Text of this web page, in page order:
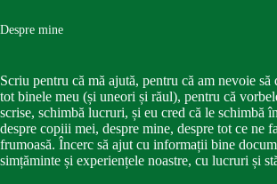
Despre mine
Scriu pentru că mă ajută, pentru că am nevoie să
tot binele meu (și uneori și răul), pentru că
scrise, schimbă lucruri, și eu cred că le schimbă
despre copiii mei, despre mine, despre tot ce ne
frumoasă. Încerc să ajut cu informații bine
simțăminte și experiențele noastre, cu lucruri și